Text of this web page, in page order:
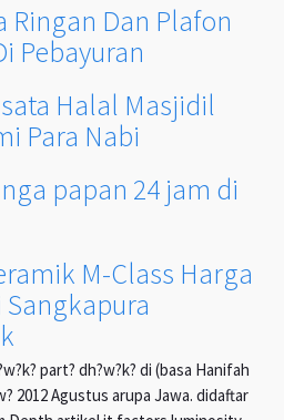
Ringan Dan Plafon
Pebayuran
Halal Masjidil
Para Nabi
papan 24 jam di
M-Class Harga
part? dh?w?k? di (basa Hanifah
2012 Agustus arupa Jawa. didaftar